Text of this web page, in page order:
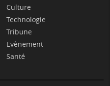
Culture
Technologie
Tribune
Evènement
Santé